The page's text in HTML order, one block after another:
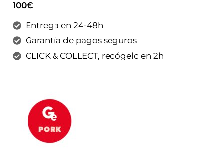
100€
Entrega en 24-48h
Garantía de pagos seguros
CLICK & COLLECT, recógelo en 2h